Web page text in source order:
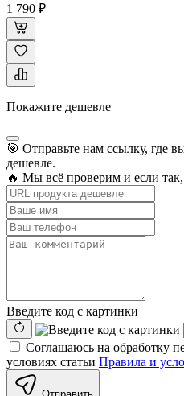
1 790 ₽
Покажите дешевле
🎯 Отправьте нам ссылку, где
дешевле.
🔥 Мы всё проверим и если
Введите код с картинки
Соглашаюсь на обработку
условиях статьи Правила и